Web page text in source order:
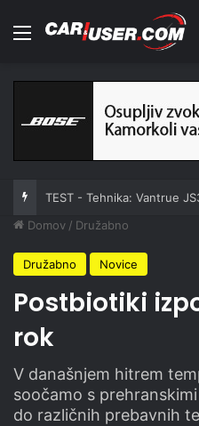
Meni
TEST - Tehnika: Vantrue
Domov / Družabno
Družabno Novice
Postbiotiki
rok
V današnjem hitrem
soočamo s
do različnih prebavnih